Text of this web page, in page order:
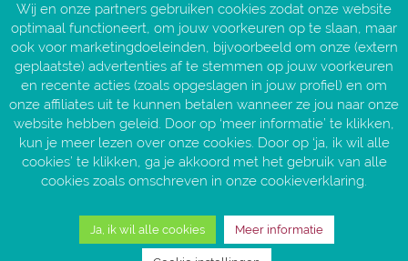
Service en vragen
Vind jouw VakantieXpert
Vacatures
AANGESLOTEN BIJ:
Wij en onze partners gebruiken cookies zodat onze website
optimaal functioneert, om jouw voorkeuren op te slaan, maar
ook voor marketingdoeleinden, bijvoorbeeld om onze (extern
geplaatste) advertenties af te stemmen op jouw voorkeuren
en recente acties (zoals opgeslagen in jouw profiel) en om
onze affiliates uit te kunnen betalen wanneer ze jou naar onze
website hebben geleid. Door op ‘meer informatie’ te klikken,
kun je meer lezen over onze cookies. Door op ‘ja, ik wil alle
cookies’ te klikken, ga je akkoord met het gebruik van alle
cookies zoals omschreven in onze cookieverklaring.
Ja, ik wil alle cookies Meer informatie